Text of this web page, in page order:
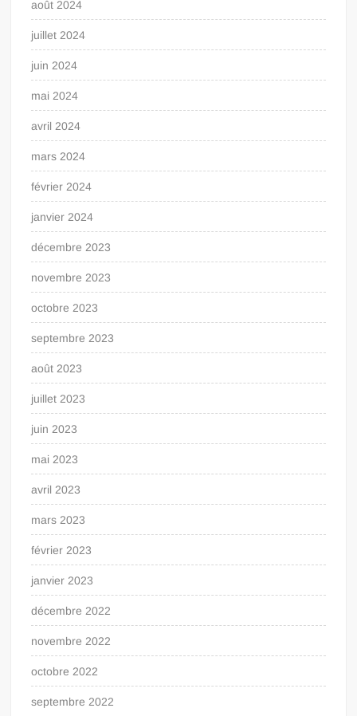
août 2024
juillet 2024
juin 2024
mai 2024
avril 2024
mars 2024
février 2024
janvier 2024
décembre 2023
novembre 2023
octobre 2023
septembre 2023
août 2023
juillet 2023
juin 2023
mai 2023
avril 2023
mars 2023
février 2023
janvier 2023
décembre 2022
novembre 2022
octobre 2022
septembre 2022